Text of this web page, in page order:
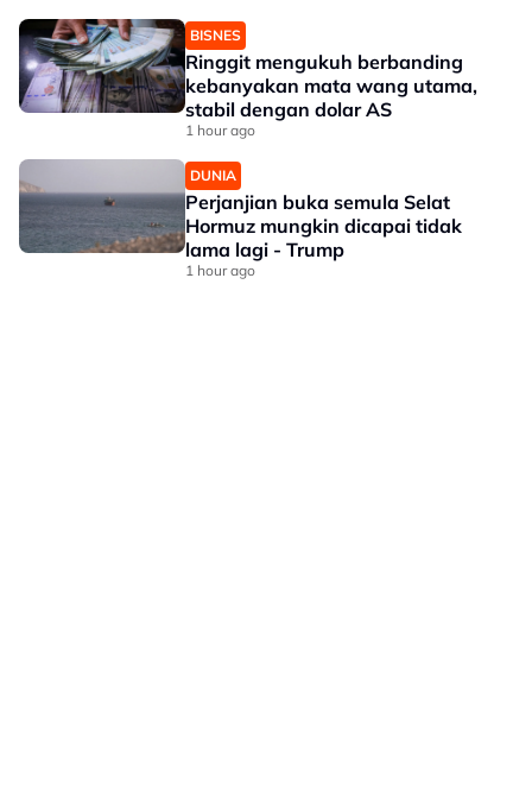
BISNES
Ringgit mengukuh berbanding
kebanyakan mata wang utama,
stabil dengan dolar AS
1 hour ago
DUNIA
Perjanjian buka semula Selat
Hormuz mungkin dicapai tidak
lama lagi - Trump
1 hour ago